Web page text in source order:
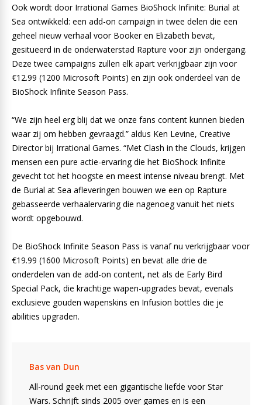
Ook wordt door Irrational Games BioShock Infinite: Burial at
Sea ontwikkeld: een add-on campaign in twee delen die een
geheel nieuw verhaal voor Booker en Elizabeth bevat,
gesitueerd in de onderwaterstad Rapture voor zijn ondergang.
Deze twee campaigns zullen elk apart verkrijgbaar zijn voor
€12.99 (1200 Microsoft Points) en zijn ook onderdeel van de
BioShock Infinite Season Pass.
“We zijn heel erg blij dat we onze fans content kunnen bieden
waar zij om hebben gevraagd.” aldus Ken Levine, Creative
Director bij Irrational Games. “Met Clash in the Clouds, krijgen
mensen een pure actie-ervaring die het BioShock Infinite
gevecht tot het hoogste en meest intense niveau brengt. Met
de Burial at Sea afleveringen bouwen we een op Rapture
gebasseerde verhaalervaring die nagenoeg vanuit het niets
wordt opgebouwd.
De BioShock Infinite Season Pass is vanaf nu verkrijgbaar voor
€19.99 (1600 Microsoft Points) en bevat alle drie de
onderdelen van de add-on content, net als de Early Bird
Special Pack, die krachtige wapen-upgrades bevat, evenals
exclusieve gouden wapenskins en Infusion bottles die je
abilities upgraden.
Bas van Dun
All-round geek met een gigantische liefde voor Star
Wars. Schrijft sinds 2005 over games en is een